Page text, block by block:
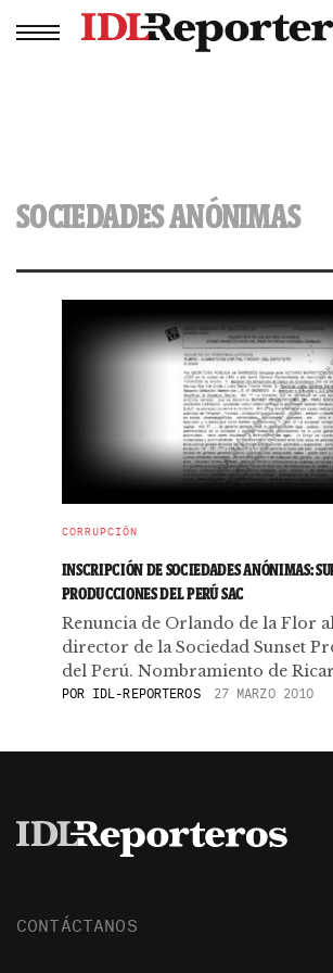
SOCIEDADES ANÓNIMAS
CORRUPCIÓN
INSCRIPCIÓN DE SOCIEDADES ANÓNIMAS:
PRODUCCIONES DEL PERÚ SAC
Renuncia de Orlando de la Flor
director de la Sociedad Sunset
del Perú. Nombramiento de
POR IDL-REPORTEROS 27 MARZO 2010
CONTÁCTANOS